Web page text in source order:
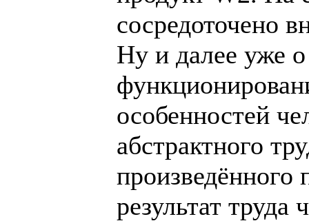
сосредоточено
Ну и далее уже
особенностей
абстрактного
произведённого
результат труда